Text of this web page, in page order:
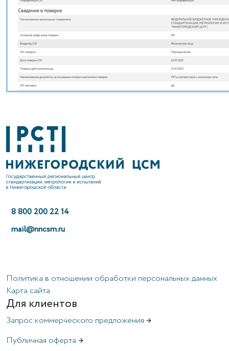
8 800 200 22 14
mail@nncsm.ru
Политика в отношении обработки персональных данных
Карта сайта
Для клиентов
Запрос коммерческого предложения →
Публичная оферта →